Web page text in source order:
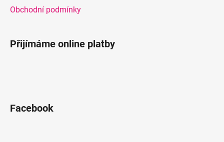
Obchodní podmínky
Přijímáme online platby
Facebook